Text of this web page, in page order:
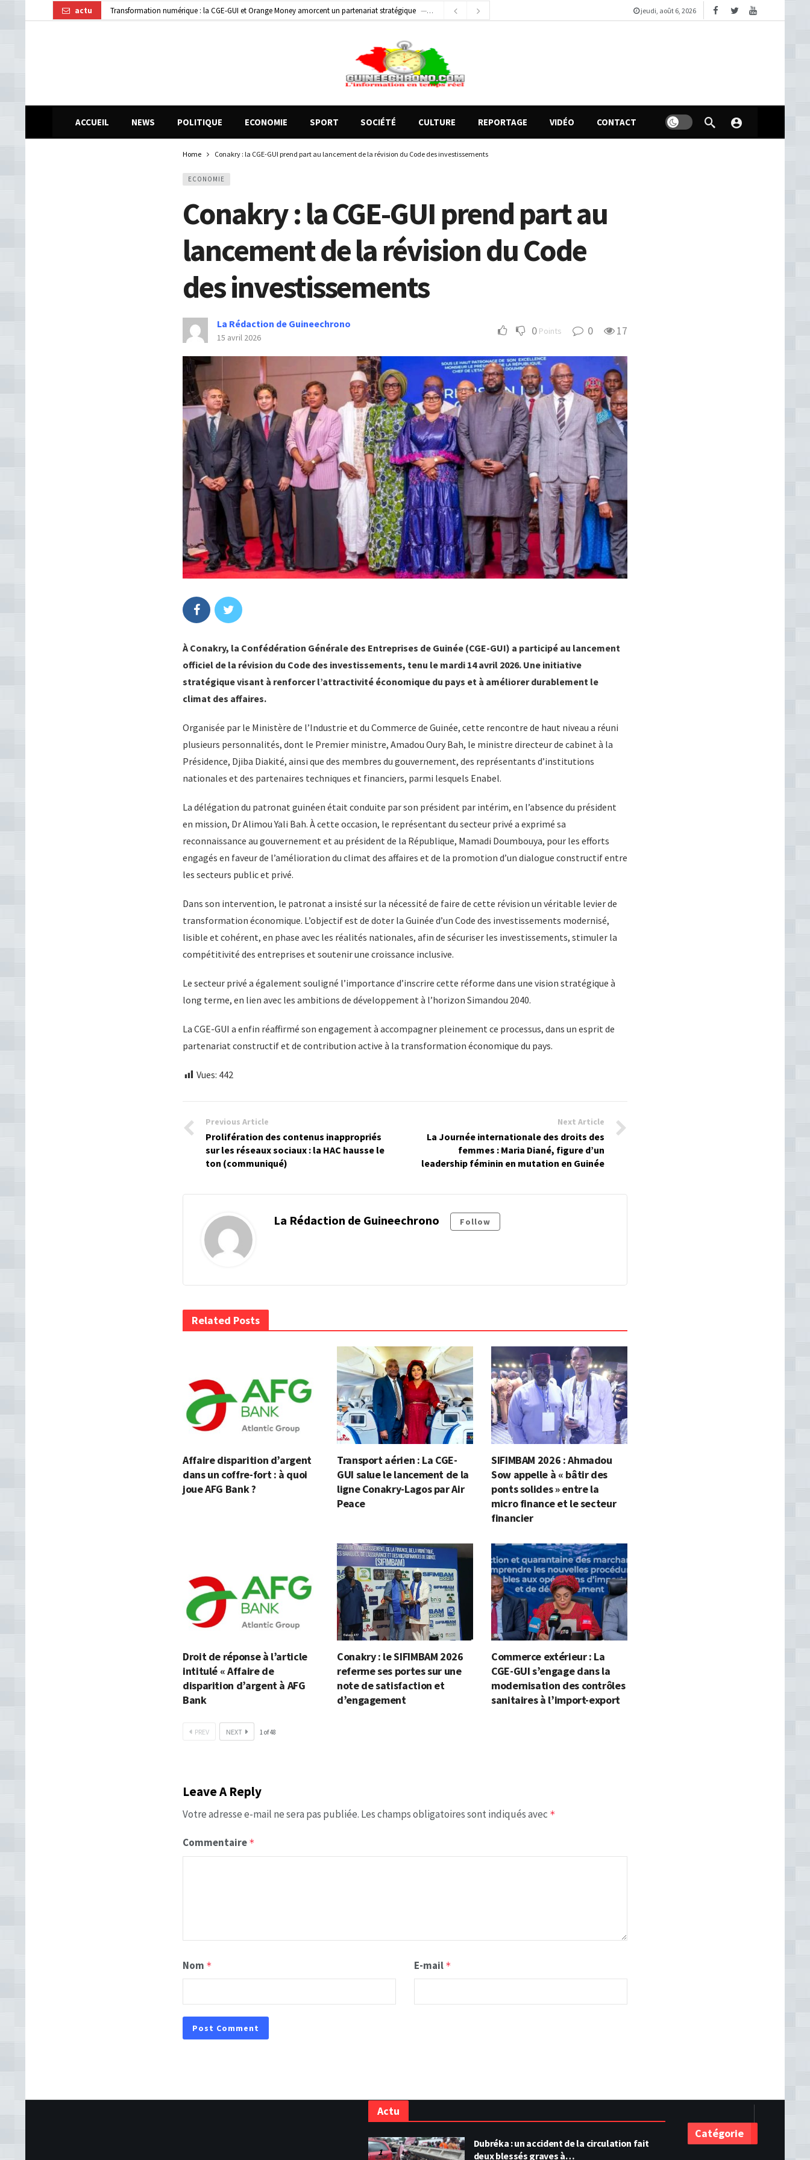
actu Conscience nationale : Dr Sékou Koureissy Condé appelle au renforcement des valeurs républicaines
1 jour ago
jeudi, août 6, 2026
ACCUEIL NEWS POLITIQUE ECONOMIE SPORT SOCIÉTÉ CULTURE REPORTAGE VIDÉO CONTACT
Home Conakry : la CGE-GUI prend part au lancement de la révision du Code des investissements
ECONOMIE
Conakry : la CGE-GUI prend part au
lancement de la révision du Code
des investissements
La Rédaction de Guineechrono
15 avril 2026 0 Points 0 17
À Conakry, la Confédération Générale des Entreprises de Guinée (CGE-GUI) a participé au lancement
officiel de la révision du Code des investissements, tenu le mardi 14 avril 2026. Une initiative
stratégique visant à renforcer l’attractivité économique du pays et à améliorer durablement le
climat des affaires.
Organisée par le Ministère de l’Industrie et du Commerce de Guinée, cette rencontre de haut niveau a réuni
plusieurs personnalités, dont le Premier ministre, Amadou Oury Bah, le ministre directeur de cabinet à la
Présidence, Djiba Diakité, ainsi que des membres du gouvernement, des représentants d’institutions
nationales et des partenaires techniques et financiers, parmi lesquels Enabel.
La délégation du patronat guinéen était conduite par son président par intérim, en l’absence du président
en mission, Dr Alimou Yali Bah. À cette occasion, le représentant du secteur privé a exprimé sa
reconnaissance au gouvernement et au président de la République, Mamadi Doumbouya, pour les efforts
engagés en faveur de l’amélioration du climat des affaires et de la promotion d’un dialogue constructif entre
les secteurs public et privé.
Dans son intervention, le patronat a insisté sur la nécessité de faire de cette révision un véritable levier de
transformation économique. L’objectif est de doter la Guinée d’un Code des investissements modernisé,
lisible et cohérent, en phase avec les réalités nationales, afin de sécuriser les investissements, stimuler la
compétitivité des entreprises et soutenir une croissance inclusive.
Le secteur privé a également souligné l’importance d’inscrire cette réforme dans une vision stratégique à
long terme, en lien avec les ambitions de développement à l’horizon Simandou 2040.
La CGE-GUI a enfin réaffirmé son engagement à accompagner pleinement ce processus, dans un esprit de
partenariat constructif et de contribution active à la transformation économique du pays.
Vues: 442
Previous Article
Prolifération des contenus inappropriés
sur les réseaux sociaux : la HAC hausse le
ton (communiqué)
Next Article
La Journée internationale des droits des
femmes : Maria Diané, figure d’un
leadership féminin en mutation en Guinée
La Rédaction de Guineechrono Follow
Related Posts
Affaire disparition d’argent
dans un coffre-fort : à quoi
joue AFG Bank ?
Transport aérien : La CGE-
GUI salue le lancement de la
ligne Conakry-Lagos par Air
Peace
SIFIMBAM 2026 : Ahmadou
Sow appelle à « bâtir des
ponts solides » entre la
micro finance et le secteur
financier
Droit de réponse à l’article
intitulé « Affaire de
disparition d’argent à AFG
Bank
Conakry : le SIFIMBAM 2026
referme ses portes sur une
note de satisfaction et
d’engagement
Commerce extérieur : La
CGE-GUI s’engage dans la
modernisation des contrôles
sanitaires à l’import-export
PREV NEXT 1of48
Leave A Reply
Votre adresse e-mail ne sera pas publiée. Les champs obligatoires sont indiqués avec *
Commentaire *
Nom * E-mail *
Actu
Dubréka : un accident de la circulation fait
deux blessés graves à…
Catégorie